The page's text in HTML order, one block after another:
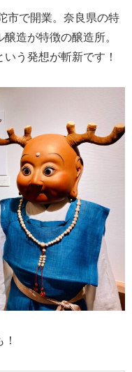
市で開業。奈良県の特
造が特徴の醸造所。
う発想が斬新です！